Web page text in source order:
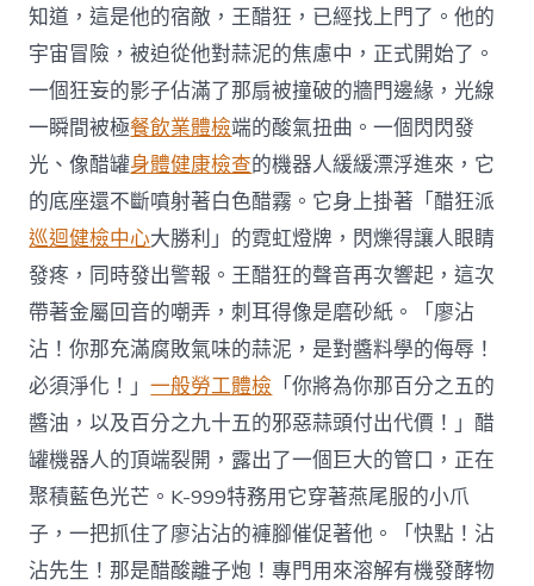
知道，這是他的宿敵，王醋狂，已經找上門了。他的
宇宙冒險，被迫從他對蒜泥的焦慮中，正式開始了。
一個狂妄的影子佔滿了那扇被撞破的牆門邊緣，光線
一瞬間被極餐飲業體檢端的酸氣扭曲。一個閃閃發
光、像醋罐身體健康檢查的機器人緩緩漂浮進來，它
的底座還不斷噴射著白色醋霧。它身上掛著「醋狂派
巡迴健檢中心大勝利」的霓虹燈牌，閃爍得讓人眼睛
發疼，同時發出警報。王醋狂的聲音再次響起，這次
帶著金屬回音的嘲弄，刺耳得像是磨砂紙。「廖沾
沾！你那充滿腐敗氣味的蒜泥，是對醬料學的侮辱！
必須淨化！」一般勞工體檢 「你將為你那百分之五的
醬油，以及百分之九十五的邪惡蒜頭付出代價！」醋
罐機器人的頂端裂開，露出了一個巨大的管口，正在
聚積藍色光芒。K-999特務用它穿著燕尾服的小爪
子，一把抓住了廖沾沾的褲腳催促著他。「快點！沾
沾先生！那是醋酸離子炮！專門用來溶解有機發酵物